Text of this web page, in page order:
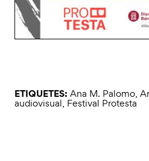
ETIQUETES: Ana M. Palomo,
audiovisual, Festival Protesta